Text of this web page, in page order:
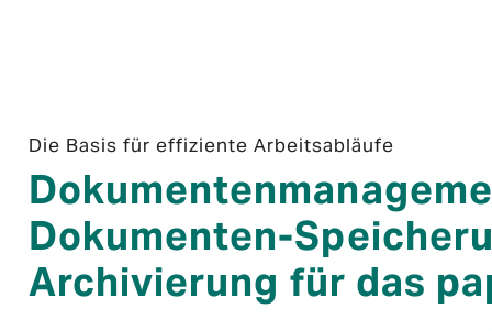
Die Basis für effiziente Arbeitsabläufe
Dokumenten-
Archivierung für das